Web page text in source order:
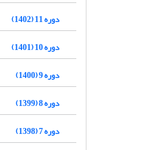
دوره 11 (1402)
دوره 10 (1401)
دوره 9 (1400)
دوره 8 (1399)
دوره 7 (1398)